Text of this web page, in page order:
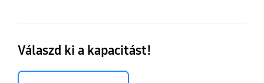
Válaszd ki a kapacitást!